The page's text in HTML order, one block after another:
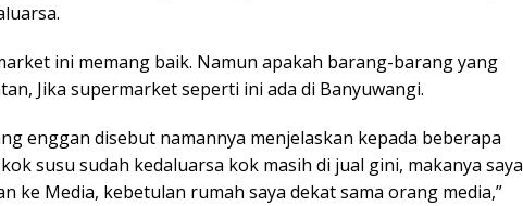
ini memang baik. Namun apakah barang-barang yang
Jika supermarket seperti ini ada di Banyuwangi.
enggan disebut namannya menjelaskan kepada beberapa
susu sudah kedaluarsa kok masih di jual gini, makanya saya
ke Media, kebetulan rumah saya dekat sama orang media,”